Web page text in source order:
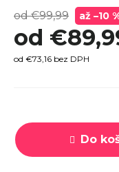
od €99,99 až –10
od
od €73,16 bez DPH
cena:
Do
2026
€979